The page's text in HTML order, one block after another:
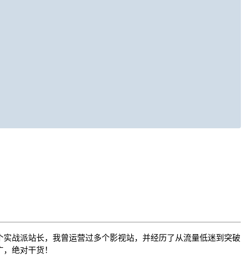
战派站长，我曾运营过多个影视站，并经历了从流量低迷到突破
绝对干货！